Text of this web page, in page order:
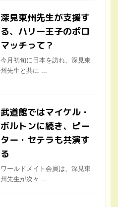
深見東州先生が支援す
る、ハリー王子のポロ
マッチって？
今月初旬に日本を訪れ、深見東
州先生と共に ...
武道館ではマイケル・
ボルトンに続き、ピー
ター・セテラも共演す
る
ワールドメイト会員は、深見東
州先生が次々 ...